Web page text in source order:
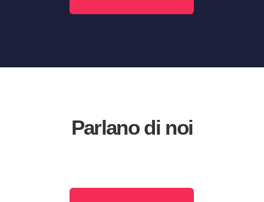
Parlano di noi